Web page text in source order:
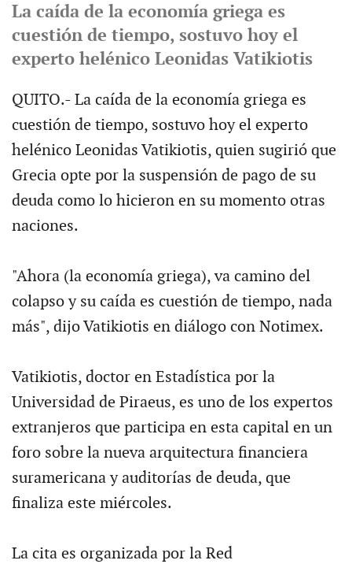
La caída de la economía griega es
cuestión de tiempo, sostuvo hoy el
experto helénico Leonidas Vatikiotis
QUITO.- La caída de la economía griega es
cuestión de tiempo, sostuvo hoy el experto
helénico Leonidas Vatikiotis, quien sugirió que
Grecia opte por la suspensión de pago de su
deuda como lo hicieron en su momento otras
naciones.
"Ahora (la economía griega), va camino del
colapso y su caída es cuestión de tiempo, nada
más", dijo Vatikiotis en diálogo con Notimex.
Vatikiotis, doctor en Estadística por la
Universidad de Piraeus, es uno de los expertos
extranjeros que participa en esta capital en un
foro sobre la nueva arquitectura financiera
suramericana y auditorías de deuda, que
finaliza este miércoles.
La cita es organizada por la Red